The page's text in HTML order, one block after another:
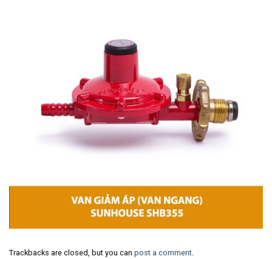
Trackbacks are closed, but you can post a comment.